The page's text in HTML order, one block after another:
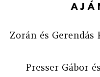
Zorán és Gerendás
Presser Gábor